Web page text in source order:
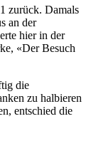
zurück. Damals
an der
hier in der
«Der Besuch
die
zu halbieren
entschied die